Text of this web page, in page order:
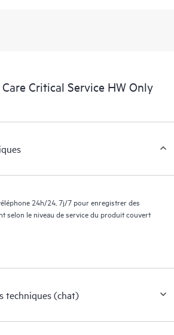
Critical Service HW Only
24h/24, 7j/7 pour enregistrer des
selon le niveau de service du produit couvert
techniques (chat)